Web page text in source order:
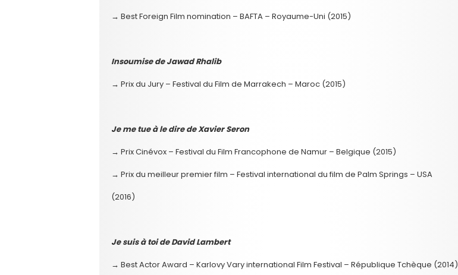
→ Best Foreign Film nomination – BAFTA – Royaume-Uni (2015)
Insoumise de Jawad Rhalib
→ Prix du Jury – Festival du Film de Marrakech – Maroc (2015)
Je me tue à le dire de Xavier Seron
→ Prix Cinévox – Festival du Film Francophone de Namur – Belgique (2015)
→ Prix du meilleur premier film – Festival international du film de Palm Springs – USA
(2016)
Je suis à toi de David Lambert
→ Best Actor Award – Karlovy Vary international Film Festival – République Tchèque (2014)